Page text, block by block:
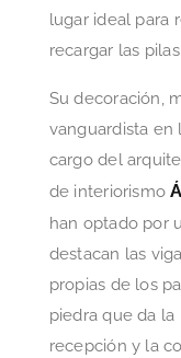
lugar ideal para
recargar las
Su decoración,
vanguardista en
cargo del
de interiorismo
han optado por
destacan las
propias de los
piedra que da
recepción y la